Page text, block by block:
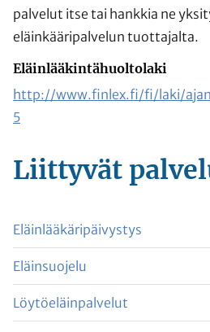
palvelut itse tai hankkia ne
eläinkääripalvelun tuottajalta.
Eläinlääkintähuoltolaki
http://www.finlex.fi/fi/laki/
5
Liittyvät
Eläinlääkäripäivystys
Eläinsuojelu
Löytöeläinpalvelut